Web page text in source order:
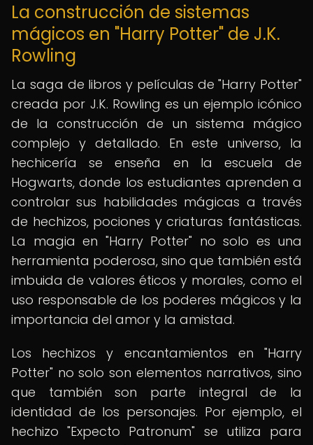
La construcción de sistemas
mágicos en "Harry Potter" de J.K.
Rowling
La saga de libros y películas de "Harry Potter"
creada por J.K. Rowling es un ejemplo icónico
de la construcción de un sistema mágico
complejo y detallado. En este universo, la
hechicería se enseña en la escuela de
Hogwarts, donde los estudiantes aprenden a
controlar sus habilidades mágicas a través
de hechizos, pociones y criaturas fantásticas.
La magia en "Harry Potter" no solo es una
herramienta poderosa, sino que también está
imbuida de valores éticos y morales, como el
uso responsable de los poderes mágicos y la
importancia del amor y la amistad.
Los hechizos y encantamientos en "Harry
Potter" no solo son elementos narrativos, sino
que también son parte integral de la
identidad de los personajes. Por ejemplo, el
hechizo "Expecto Patronum" se utiliza para